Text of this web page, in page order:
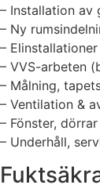
– Installation av
– Ny
–
– VVS-arbeten
– Målning,
– Ventilation &
– Fönster,
– Underhåll,